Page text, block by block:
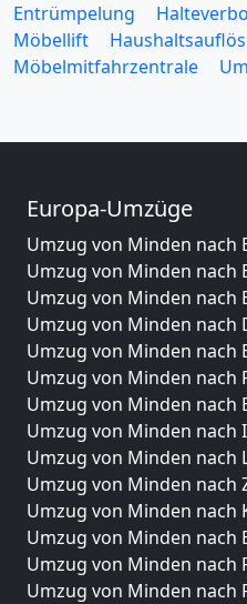
Entrümpelung
Möbellift
Möbelmitfahrzentrale
Europa-Umzüge
Umzug von Minden nach
Umzug von Minden nach
Umzug von Minden nach
Umzug von Minden nach
Umzug von Minden nach
Umzug von Minden nach
Umzug von Minden nach
Umzug von Minden nach
Umzug von Minden nach
Umzug von Minden nach
Umzug von Minden nach
Umzug von Minden nach
Umzug von Minden nach
Umzug von Minden nach